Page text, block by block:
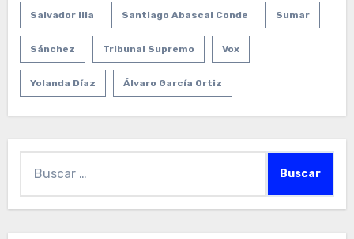
Salvador Illa Santiago Abascal Conde Sumar
Sánchez Tribunal Supremo Vox
Yolanda Díaz Álvaro García Ortiz